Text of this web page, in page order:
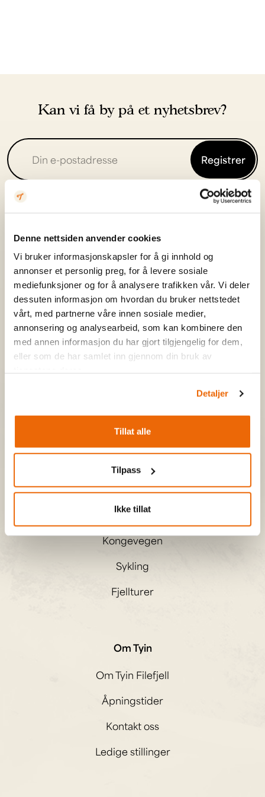
Denne nettsiden anvender cookies
Vi bruker informasjonskapsler for å gi innhold og
annonser et personlig preg, for å levere sosiale
mediefunksjoner og for å analysere trafikken vår. Vi deler
dessuten informasjon om hvordan du bruker nettstedet
vårt, med partnerne våre innen sosiale medier,
annonsering og analysearbeid, som kan kombinere den
med annen informasjon du har gjort tilgjengelig for dem,
eller som de har samlet inn gjennom din bruk av
Detaljer
Tillat alle
Tilpass
Ikke tillat
Kan vi få by på et nyhetsbrev?
Registrer
Ved å melde deg på godkjenner du at vi kan sende deg
aktuelle tilbud og nyheter fra Tyin-Filefjell. Du kan når som
Tyinkrysset Fjellstue
Opplevelser
Alle aktiviteter
Kongevegen
Sykling
Fjellturer
Om Tyin
Om Tyin Filefjell
Åpningstider
Kontakt oss
Ledige stillinger